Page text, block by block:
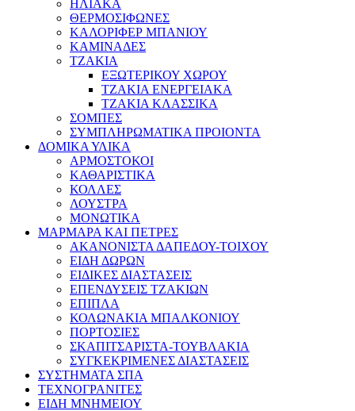
ΗΛΙΑΚΑ
ΘΕΡΜΟΣΙΦΩΝΕΣ
ΚΑΛΟΡΙΦΕΡ ΜΠΑΝΙΟΥ
ΚΑΜΙΝΑΔΕΣ
ΤΖΑΚΙΑ
ΕΞΩΤΕΡΙΚΟΥ ΧΩΡΟΥ
ΤΖΑΚΙΑ ΕΝΕΡΓΕΙΑΚΑ
ΤΖΑΚΙΑ ΚΛΑΣΣΙΚΑ
ΣΟΜΠΕΣ
ΣΥΜΠΛΗΡΩΜΑΤΙΚΑ ΠΡΟΙΟΝΤΑ
ΔΟΜΙΚΑ ΥΛΙΚΑ
ΑΡΜΟΣΤΟΚΟΙ
ΚΑΘΑΡΙΣΤΙΚΑ
ΚΟΛΛΕΣ
ΛΟΥΣΤΡΑ
ΜΟΝΩΤΙΚΑ
ΜΑΡΜΑΡΑ ΚΑΙ ΠΕΤΡΕΣ
ΑΚΑΝΟΝΙΣΤΑ ΔΑΠΕΔΟΥ-ΤΟΙΧΟΥ
ΕΙΔΗ ΔΩΡΩΝ
ΕΙΔΙΚΕΣ ΔΙΑΣΤΑΣΕΙΣ
ΕΠΕΝΔΥΣΕΙΣ ΤΖΑΚΙΩΝ
ΕΠΙΠΛΑ
ΚΟΛΩΝΑΚΙΑ ΜΠΑΛΚΟΝΙΟΥ
ΠΟΡΤΟΣΙΕΣ
ΣΚΑΠΙΤΣΑΡΙΣΤΑ-ΤΟΥΒΛΑΚΙΑ
ΣΥΓΚΕΚΡΙΜΕΝΕΣ ΔΙΑΣΤΑΣΕΙΣ
ΣΥΣΤΗΜΑΤΑ ΣΠΑ
ΤΕΧΝΟΓΡΑΝΙΤΕΣ
ΕΙΔΗ ΜΝΗΜΕΙΟΥ